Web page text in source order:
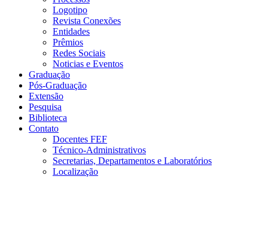
Logotipo
Revista Conexões
Entidades
Prêmios
Redes Sociais
Noticias e Eventos
Graduação
Pós-Graduação
Extensão
Pesquisa
Biblioteca
Contato
Docentes FEF
Técnico-Administrativos
Secretarias, Departamentos e Laboratórios
Localização